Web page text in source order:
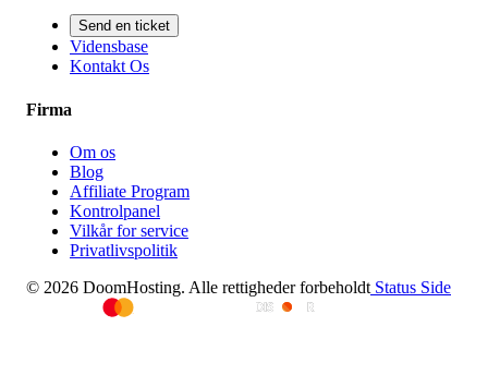
Send en ticket
Vidensbase
Kontakt Os
Firma
Om os
Blog
Affiliate Program
Kontrolpanel
Vilkår for service
Privatlivspolitik
© 2026 DoomHosting. Alle rettigheder forbeholdt Status Side